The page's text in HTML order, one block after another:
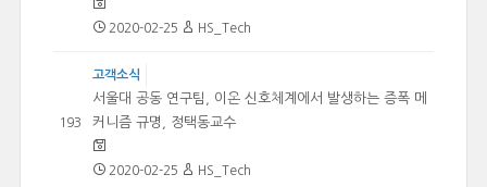
2020-02-25 HS_Tech
193
고객소식
서울대 공동 연구팀, 이온 신호체계에서 발생하는 증폭 메
커니즘 규명, 정택동교수
2020-02-25 HS_Tech